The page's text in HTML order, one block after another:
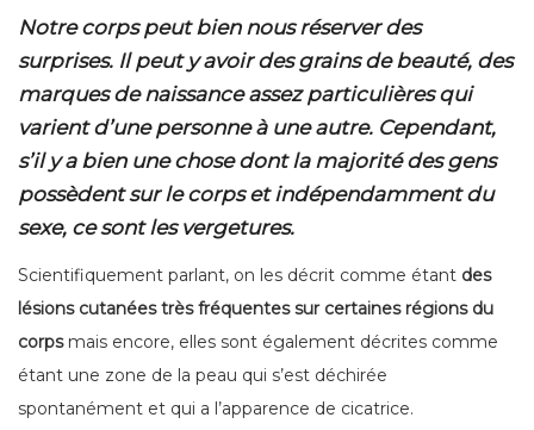
Notre corps peut bien nous réserver des
surprises. Il peut y avoir des grains de beauté, des
marques de naissance assez particulières qui
varient d’une personne à une autre. Cependant,
s’il y a bien une chose dont la majorité des gens
possèdent sur le corps et indépendamment du
sexe, ce sont les vergetures.
Scientifiquement parlant, on les décrit comme étant des
lésions cutanées très fréquentes sur certaines régions du
corpsmais encore, elles sont également décrites comme
étant une zone de la peau qui s’est déchirée
spontanément et qui a l’apparence de cicatrice.